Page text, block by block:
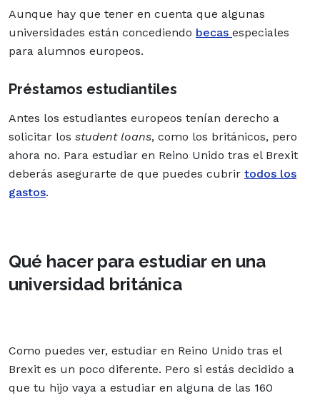
Aunque hay que tener en cuenta que algunas
universidades están concediendo becas especiales
para alumnos europeos.
Préstamos estudiantiles
Antes los estudiantes europeos tenían derecho a
solicitar los student loans, como los británicos, pero
ahora no. Para estudiar en Reino Unido tras el Brexit
deberás asegurarte de que puedes cubrir todos los
gastos.
Qué hacer para estudiar en una
universidad británica
Como puedes ver, estudiar en Reino Unido tras el
Brexit es un poco diferente. Pero si estás decidido a
que tu hijo vaya a estudiar en alguna de las 160